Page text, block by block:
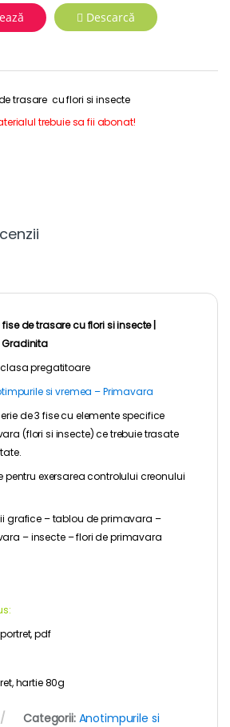
Descarcă
trasare cu flori si insecte
trebuie sa fii abonat!
de trasare cu flori si insecte |
Gradinita
pregatitoare
si vremea – Primavara
de 3 fise cu elemente specifice
(flori si insecte) ce trebuie trasate
pentru exersarea controlului creonului
grafice – tablou de primavara –
– insecte – flori de primavara
pdf
hartie 80g
Categorii: Anotimpurile si